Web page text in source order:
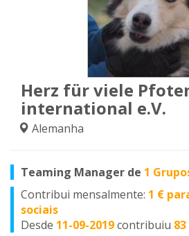
Herz für viele
international e.V.
Alemanha
Teaming Manager de 1
Contribui mensalmente: 1 €
sociais
Desde 11-09-2019contribuiu